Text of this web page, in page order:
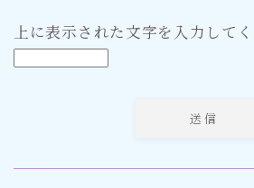
上に表示された文字を入力してく